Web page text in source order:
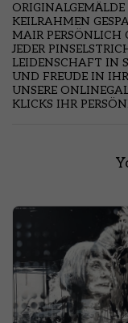
KEILRAHMEN
MAIR PERSÖNLICH
JEDER
LEIDENSCHAFT IN
UND FREUDE IN
UNSERE
KLICKS IHR